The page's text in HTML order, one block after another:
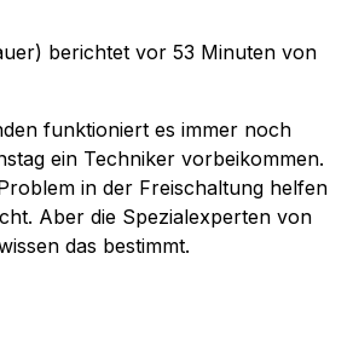
berichtet vor 53 Minuten von
funktioniert es immer noch
ein Techniker vorbeikommen.
in der Freischaltung helfen
Aber die Spezialexperten von
das bestimmt.